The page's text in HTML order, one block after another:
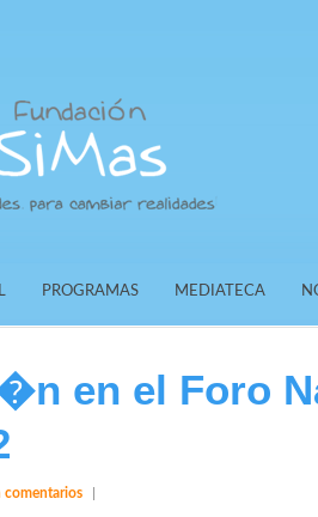
PROGRAMAS MEDIATECA
en el Foro
comentarios